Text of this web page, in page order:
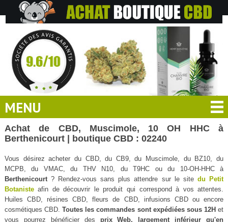
MENU
Achat de CBD, Muscimole, 10 OH HHC à
Berthenicourt | boutique CBD : 02240
Vous désirez acheter du CBD, du CB9, du Muscimole, du BZ10, du
MCPB, du VMAC, du THV N10, du T9HC ou du 10-OH-HHC à
Berthenicourt? Rendez-vous sans plus attendre sur le site du Petit
Botanisteafin de découvrir le produit qui correspond à vos attentes.
Huiles CBD, résines CBD, fleurs de CBD, infusions CBD ou encore
cosmétiques CBD.Toutes les commandes sont expédiées sous 12H et
vous pourrez bénéficier des prix Web, largement inférieur qu'en